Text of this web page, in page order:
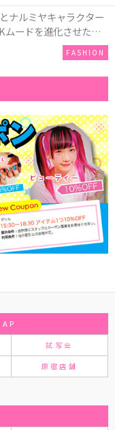
ナルミヤキャラクター
ムードを進化させた新
FASHION
試写会
原宿店舗